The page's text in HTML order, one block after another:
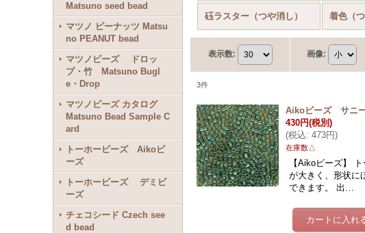
Matsuno seed bead
マツノ ピーナッツ Matsu
no PEANUT bead
マツノビーズ ドロッ
プ・竹 Matsuno Bugl
e・Drop
マツノビーズ カタログ
Matsuno Bead Sample C
ard
トーホービーズ Aikoビ
ーズ
トーホービーズ デミビ
ーズ
チェコシード Czech see
d bead
砡ラスター（つや消し） 着色（つ
表示数: 画像:
3件
Aikoビーズ サニ
430円(税別)
(税込: 473円)
在庫数△
【Aikoビーズ】
が大きく、形状に
できます。 出…